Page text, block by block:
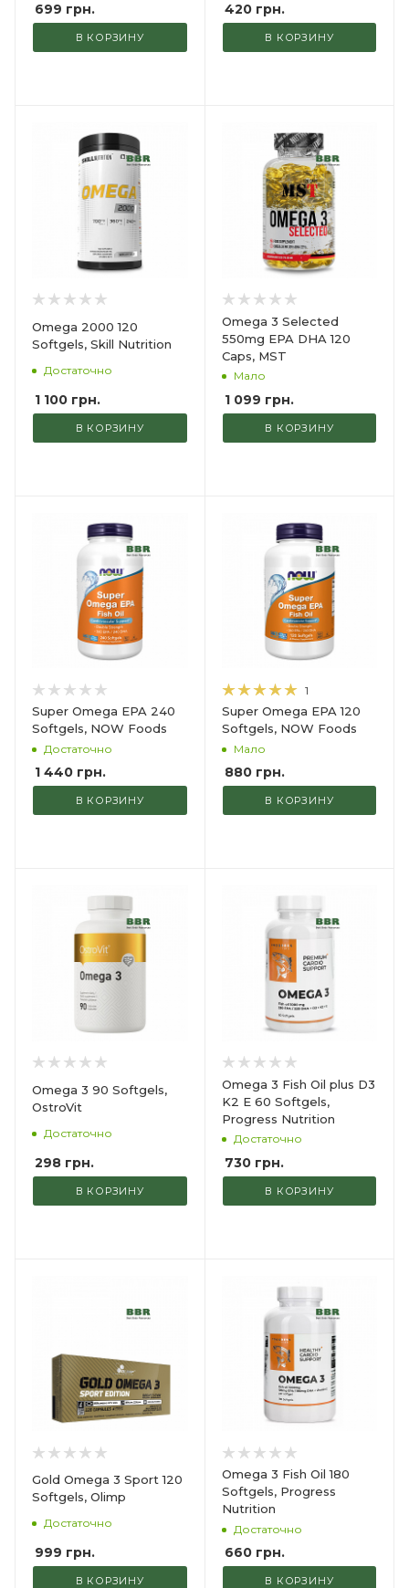
699 грн.
В КОРЗИНУ
420грн.
В КОРЗИНУ
Omega 2000 120
Softgels, Skill Nutrition
Достаточно
1 100 грн.
В КОРЗИНУ
Omega 3 Selected
550mg EPA DHA 120
Caps, MST
Мало
1 099 грн.
В КОРЗИНУ
Super Omega EPA 240
Softgels, NOW Foods
Достаточно
1 440 грн.
В КОРЗИНУ
1
Super Omega EPA 120
Softgels, NOW Foods
Мало
880грн.
В КОРЗИНУ
Omega 3 90 Softgels,
OstroVit
Достаточно
298 грн.
В КОРЗИНУ
Omega 3 Fish Oil plus D3
K2 E 60 Softgels,
Progress Nutrition
Достаточно
730грн.
В КОРЗИНУ
Gold Omega 3 Sport 120
Softgels, Olimp
Достаточно
999 грн.
В КОРЗИНУ
Omega 3 Fish Oil 180
Softgels, Progress
Nutrition
Достаточно
660грн.
В КОРЗИНУ